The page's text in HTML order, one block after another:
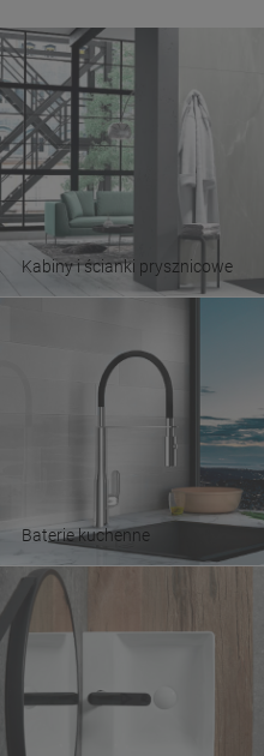
Kabiny i ścianki prysznicowe
Baterie kuchenne